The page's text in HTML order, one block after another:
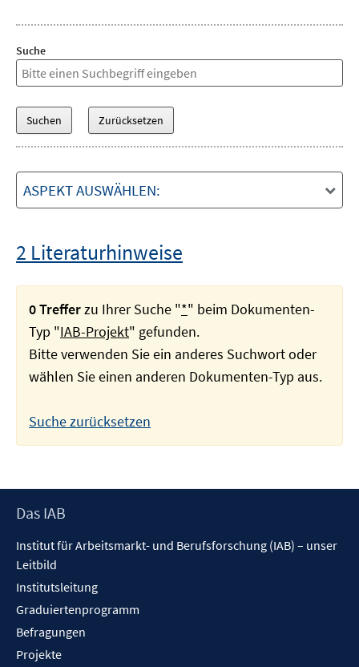
Suche
ASPEKT AUSWÄHLEN:
2 Literaturhinweise
0 Trefferzu Ihrer Suche "*" beim Dokumenten-
Typ "IAB-Projekt" gefunden.
Bitte verwenden Sie ein anderes Suchwort oder
wählen Sie einen anderen Dokumenten-Typ aus.
Suche zurücksetzen
Footer
Das IAB
Institut für Arbeitsmarkt- und Berufsforschung (IAB) – unser
Leitbild
Institutsleitung
Graduiertenprogramm
Befragungen
Projekte